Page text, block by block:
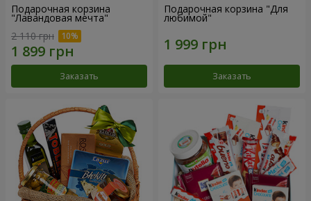
Подарочная корзина
"Лавандовая мечта"
2 110 грн
Заказать
Подарочная корзина "Для
любимой"
Заказать